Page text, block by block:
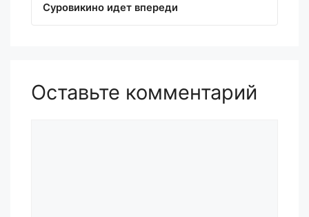
Суровикино идет впереди
Оставьте комментарий